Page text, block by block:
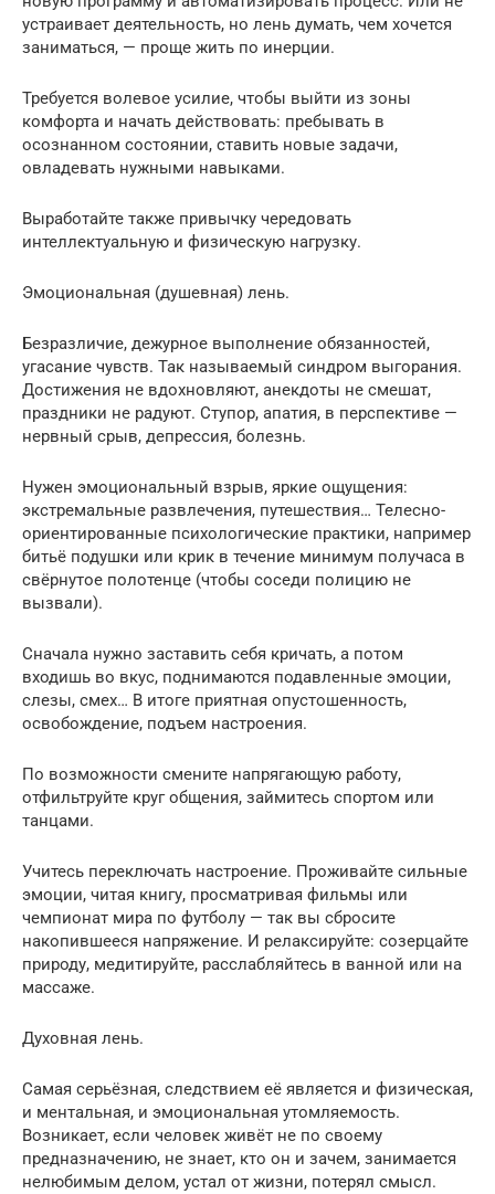
устраивает деятельность, но лень думать, чем хочется
заниматься, — проще жить по инерции.
Требуется волевое усилие, чтобы выйти из зоны
комфорта и начать действовать: пребывать в
осознанном состоянии, ставить новые задачи,
овладевать нужными навыками.
Выработайте также привычку чередовать
интеллектуальную и физическую нагрузку.
Эмоциональная (душевная) лень.
Безразличие, дежурное выполнение обязанностей,
угасание чувств. Так называемый синдром выгорания.
Достижения не вдохновляют, анекдоты не смешат,
праздники не радуют. Ступор, апатия, в перспективе —
нервный срыв, депрессия, болезнь.
Нужен эмоциональный взрыв, яркие ощущения:
экстремальные развлечения, путешествия… Телесно-
ориентированные психологические практики, например
битьё подушки или крик в течение минимум получаса в
свёрнутое полотенце (чтобы соседи полицию не
вызвали).
Сначала нужно заставить себя кричать, а потом
входишь во вкус, поднимаются подавленные эмоции,
слезы, смех… В итоге приятная опустошенность,
освобождение, подъем настроения.
По возможности смените напрягающую работу,
отфильтруйте круг общения, займитесь спортом или
танцами.
Учитесь переключать настроение. Проживайте сильные
эмоции, читая книгу, просматривая фильмы или
чемпионат мира по футболу — так вы сбросите
накопившееся напряжение. И релаксируйте: созерцайте
природу, медитируйте, расслабляйтесь в ванной или на
массаже.
Духовная лень.
Самая серьёзная, следствием её является и физическая,
и ментальная, и эмоциональная утомляемость.
Возникает, если человек живёт не по своему
предназначению, не знает, кто он и зачем, занимается
нелюбимым делом, устал от жизни, потерял смысл.